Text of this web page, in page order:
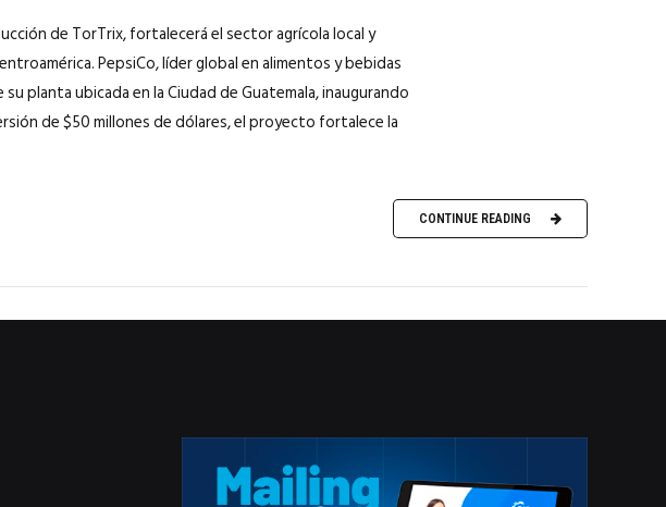
de TorTrix, fortalecerá el sector agrícola local y
PepsiCo, líder global en alimentos y bebidas
planta ubicada en la Ciudad de Guatemala, inaugurando
de $50 millones de dólares, el proyecto fortalece la
CONTINUE READING